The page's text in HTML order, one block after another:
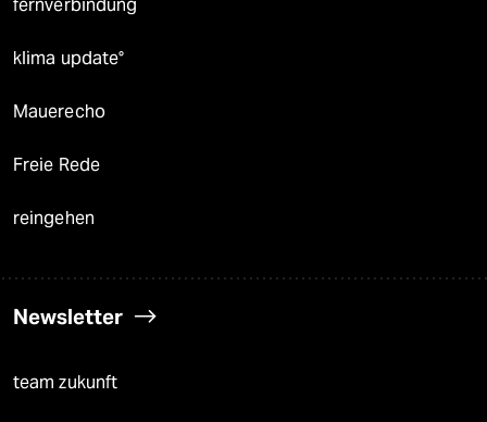
fernverbindung
klima update°
Mauerecho
Freie Rede
reingehen
Newsletter
team zukunft